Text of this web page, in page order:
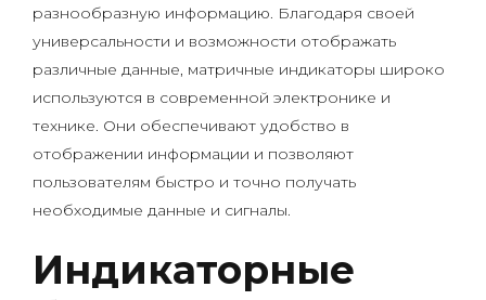
разнообразную информацию. Благодаря своей
универсальности и возможности отображать
различные данные, матричные индикаторы широко
используются в современной электронике и
технике. Они обеспечивают удобство в
отображении информации и позволяют
пользователям быстро и точно получать
необходимые данные и сигналы.
Индикаторные